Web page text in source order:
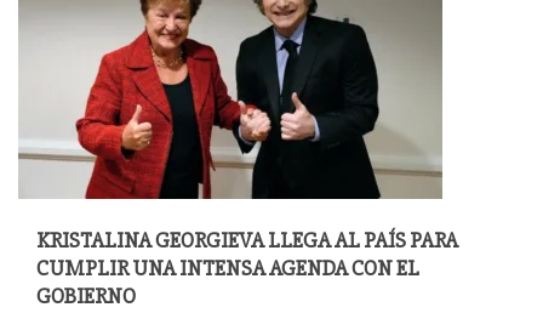
KRISTALINA GEORGIEVA LLEGA AL PAÍS PARA
CUMPLIR UNA INTENSA AGENDA CON EL
GOBIERNO